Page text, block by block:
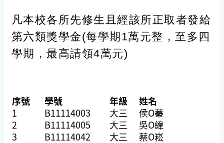
凡本校各所先修生且經該所正取者發給
第六類獎學金(每學期1萬元整，至多四
學期，最高請領4萬元)
序號 學號 年級
姓名
1
B11114003 大三
侯O蓁
2
B11114005 大三
吳O緯
3
B11114042 大三
蔡O崧